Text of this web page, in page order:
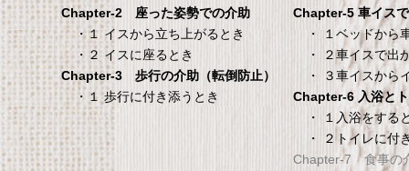
タンスのゲン 介護用ベ
ッドテーブル キャスタ
ー付き 伸縮式 高さ調節
可能 Licht リヒト
65090050BR
タンスのゲン 介護用ベッドテー
ブル キャスター付き 伸縮式 高さ
TANITA 【乗った人
タリと当てる「乗
機能」搭載】 体組
ホワイト BC-754-
TANITA 【乗った人をピタ
てる「乗るピタ機能」搭
組成計 ホワイト BC-754-
Chapter-2 座った姿勢での介助
・１ イスから立ち上がるとき
・２ イスに座るとき
Chapter-3 歩行の介助（転倒防止）
・１ 歩行に付き添うとき
Chapter-5 車イス
・ １ベッドから
・ ２車イスで出
・ ３車イスから
Chapter-6 入浴と
・ １入浴をする
・ ２トイレに付
Chapter-7 食事の